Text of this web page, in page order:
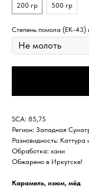
200 гр
500 гр
Степень помола (EK-43)
SCA: 85,75
Регион: Западная
Разновидность:
Обработка: хани
Обжарено в Иркутске!
Карамель, изюм, мёд